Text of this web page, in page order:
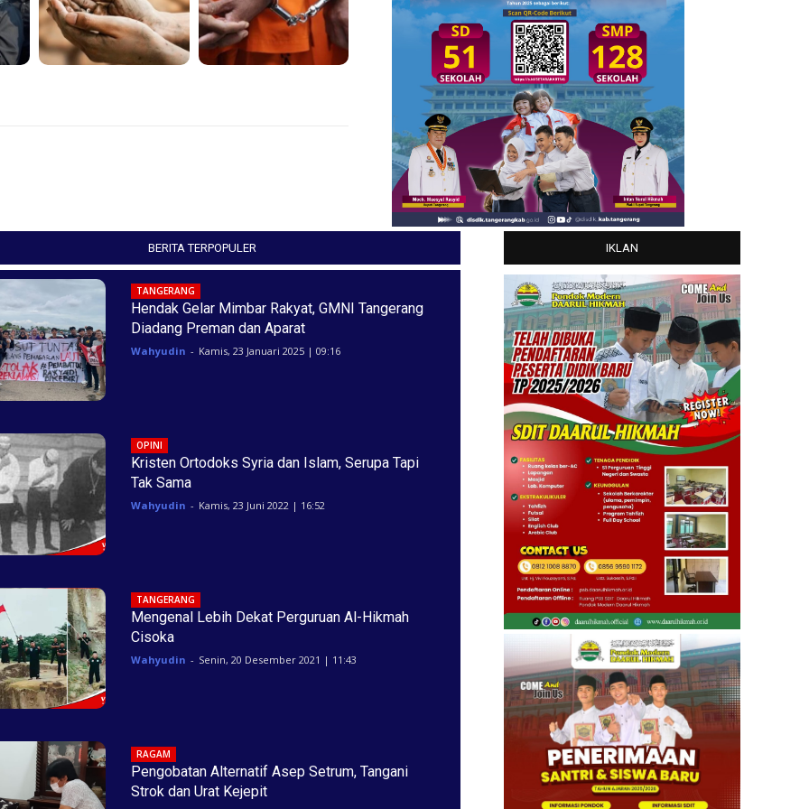
BERITA TERPOPULER
TANGERANG
Hendak Gelar Mimbar Rakyat, GMNI Tangerang
Diadang Preman dan Aparat
Wahyudin - Kamis, 23 Januari 2025 | 09:16
OPINI
Kristen Ortodoks Syria dan Islam, Serupa Tapi
Tak Sama
Wahyudin - Kamis, 23 Juni 2022 | 16:52
TANGERANG
Mengenal Lebih Dekat Perguruan Al-Hikmah
Cisoka
Wahyudin - Senin, 20 Desember 2021 | 11:43
RAGAM
Pengobatan Alternatif Asep Setrum, Tangani
Strok dan Urat Kejepit
IKLAN